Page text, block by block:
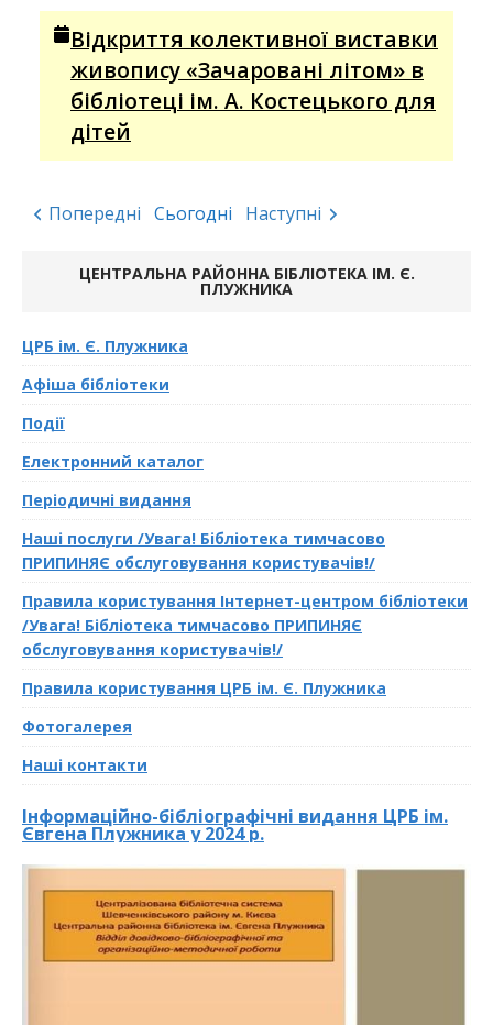
Відкриття колективної виставки
живопису «Зачаровані літом» в
бібліотеці ім. А. Костецького для
дітей
Попередні Сьогодні Наступні
ЦЕНТРАЛЬНА РАЙОННА БІБЛІОТЕКА ІМ. Є.
ПЛУЖНИКА
ЦРБ ім. Є. Плужника
Афіша бібліотеки
Події
Електронний каталог
Періодичні видання
Наші послуги /Увага! Бібліотека тимчасово
ПРИПИНЯЄ обслуговування користувачів!/
Правила користування Інтернет-центром бібліотеки
/Увага! Бібліотека тимчасово ПРИПИНЯЄ
обслуговування користувачів!/
Правила користування ЦРБ ім. Є. Плужника
Фотогалерея
Наші контакти
Інформаційно-бібліографічні видання ЦРБ ім.
Євгена Плужника у 2024 р.